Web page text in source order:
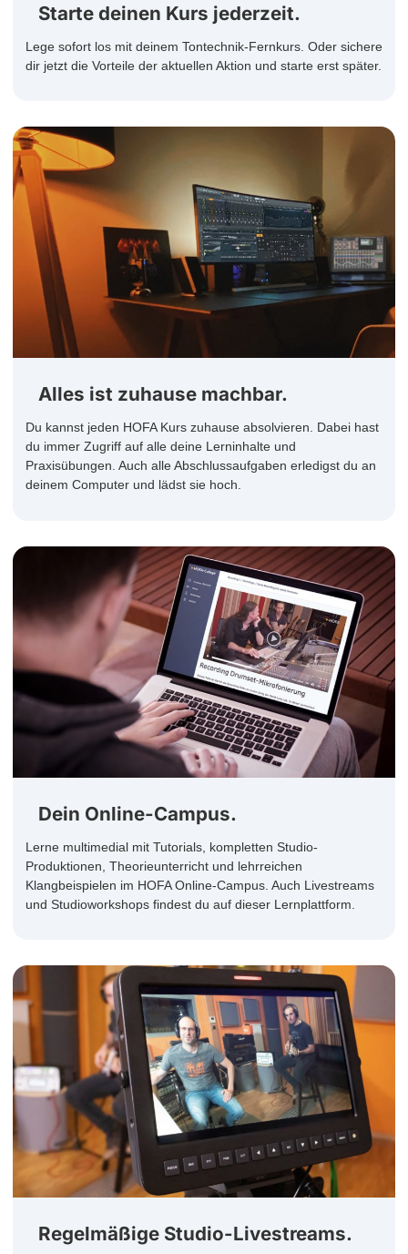
Starte deinen Kurs jederzeit.
Lege sofort los mit deinem Tontechnik-Fernkurs. Oder sichere
dir jetzt die Vorteile der aktuellen Aktion und starte erst später.
Alles ist zuhause machbar.
Du kannst jeden HOFA Kurs zuhause absolvieren. Dabei hast
du immer Zugriff auf alle deine Lerninhalte und
Praxisübungen. Auch alle Abschlussaufgaben erledigst du an
deinem Computer und lädst sie hoch.
Dein Online-Campus.
Lerne multimedial mit Tutorials, kompletten Studio-
Produktionen, Theorieunterricht und lehrreichen
Klangbeispielen im HOFA Online-Campus. Auch Livestreams
und Studioworkshops findest du auf dieser Lernplattform.
Regelmäßige Studio-Livestreams.